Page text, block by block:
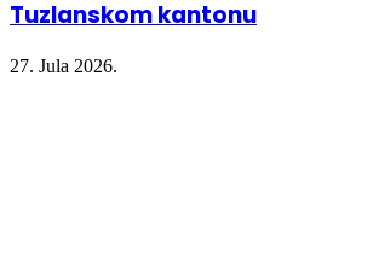
Tuzlanskom kantonu
27. Jula 2026.